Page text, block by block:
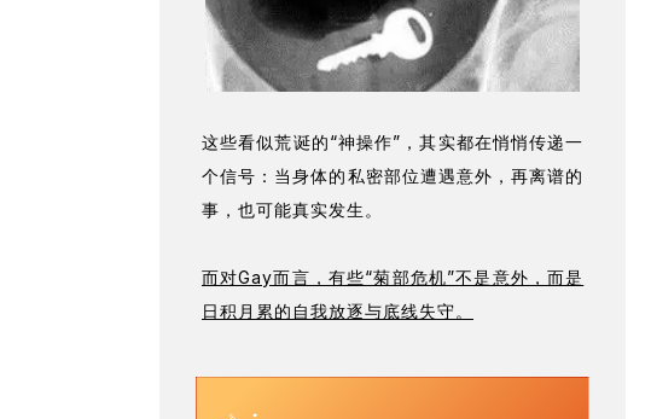
这些看似荒诞的“神操作”，其实都在悄悄传递一
个信号：当身体的私密部位遭遇意外，再离谱的
事，也可能真实发生。
而对Gay而言，有些“菊部危机”不是意外，而是
日积月累的自我放逐与底线失守。